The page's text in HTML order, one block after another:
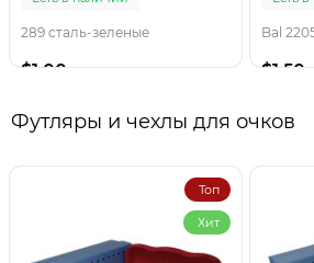
289 сталь-зеленые
$1.00
Bal
$1.50
Футляры и чехлы для очков
Топ
Хит